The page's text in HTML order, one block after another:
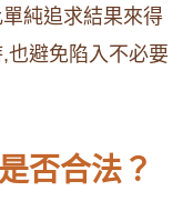
純追求結果來得
也避免陷入不必要
否合法？